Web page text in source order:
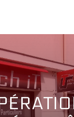
cookies